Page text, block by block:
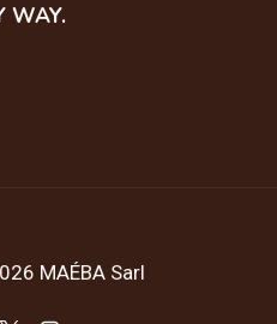
WAY.
MAÉBA Sarl